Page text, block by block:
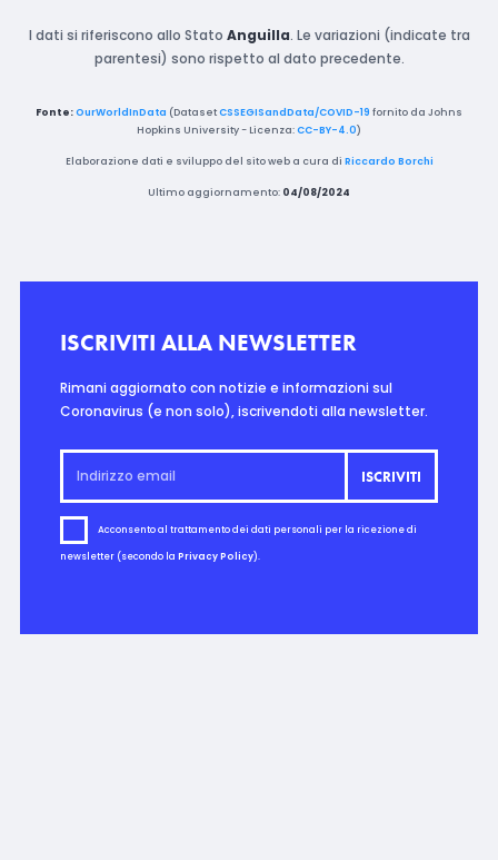
I dati si riferiscono allo Stato Anguilla. Le variazioni (indicate tra
parentesi) sono rispetto al dato precedente.
Fonte:OurWorldInData (DatasetCSSEGISandData/COVID-19 fornito da Johns
Hopkins University - Licenza:CC-BY-4.0)
Elaborazione dati e sviluppo del sito web a cura di Riccardo Borchi
Ultimo aggiornamento: 04/08/2024
ISCRIVITI ALLA NEWSLETTER
Rimani aggiornato con notizie e informazioni sul
Coronavirus (e non solo), iscrivendoti alla newsletter.
Acconsento al trattamento dei dati personali per la ricezione di
newsletter (secondo la Privacy Policy).